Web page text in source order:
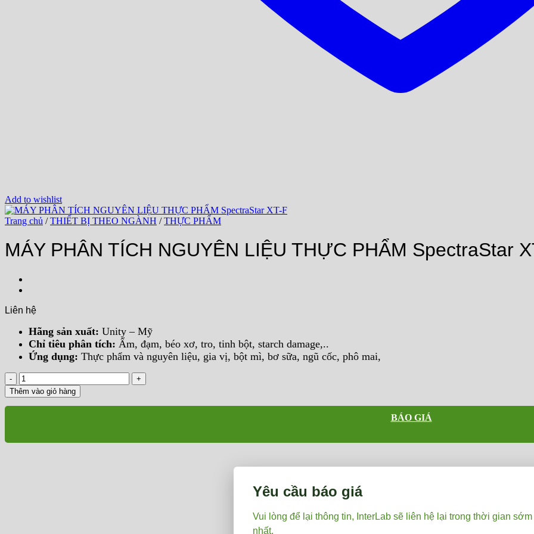
Add to wishlist
Trang chủ / THIẾT BỊ THEO NGÀNH / THỰC PHẨM
MÁY PHÂN TÍCH NGUYÊN LIỆU THỰC PHẨM SpectraStar
Liên hệ
Hãng sản xuất: Unity – Mỹ
Chỉ tiêu phân tích: Ẩm, đạm, béo xơ, tro, tinh bột, starch damage,..
Ứng dụng: Thực phẩm và nguyên liệu, gia vị, bột mì, bơ sữa, ngũ cốc, phô mai,
MÁY
PHÂN
TÍCH
NGUYÊN
PHẨM
Thêm vào giỏ hàng
BÁO GIÁ
Yêu cầu báo giá
Vui lòng để lại thông tin, InterLab sẽ liên hệ lại trong thời gian sớm
nhất.